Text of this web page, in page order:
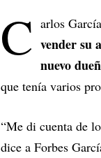
C arlos
vender su
nuevo
que tenía varios
“Me di cuenta de
dice a Forbes